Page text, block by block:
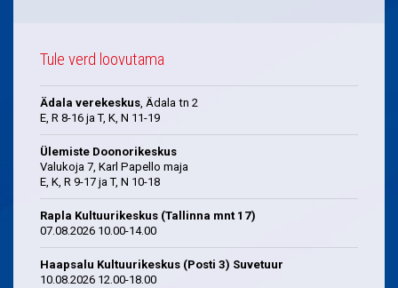
Tule verd loovutama
Ädala verekeskus, Ädala tn 2
E, R 8-16 ja T, K, N 11-19
Ülemiste Doonorikeskus
Valukoja 7, Karl Papello maja
E, K, R 9-17 ja T, N 10-18
Rapla Kultuurikeskus (Tallinna mnt 17)
07.08.2026 10.00-14.00
Haapsalu Kultuurikeskus (Posti 3) Suvetuur
10.08.2026 12.00-18.00